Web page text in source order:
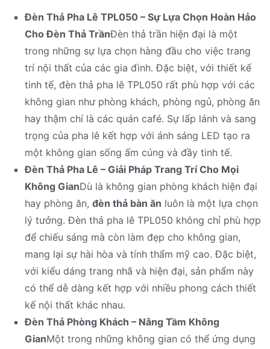
Đèn Thả Pha Lê TPL050 – Sự Lựa Chọn Hoàn Hảo
Cho Đèn Thả TrầnĐèn thả trần hiện đại là một
trong những sự lựa chọn hàng đầu cho việc trang
trí nội thất của các gia đình. Đặc biệt, với thiết kế
tinh tế, đèn thả pha lê TPL050 rất phù hợp với các
không gian như phòng khách, phòng ngủ, phòng ăn
hay thậm chí là các quán café. Sự lấp lánh và sang
trọng của pha lê kết hợp với ánh sáng LED tạo ra
một không gian sống ấm cúng và đầy tinh tế.
Đèn Thả Pha Lê – Giải Pháp Trang Trí Cho Mọi
Không GianDù là không gian phòng khách hiện đại
hay phòng ăn, đèn thả bàn ăn luôn là một lựa chọn
lý tưởng. Đèn thả pha lê TPL050 không chỉ phù hợp
để chiếu sáng mà còn làm đẹp cho không gian,
mang lại sự hài hòa và tính thẩm mỹ cao. Đặc biệt,
với kiểu dáng trang nhã và hiện đại, sản phẩm này
có thể dễ dàng kết hợp với nhiều phong cách thiết
kế nội thất khác nhau.
Đèn Thả Phòng Khách – Nâng Tầm Không
GianMột trong những không gian có thể ứng dụng